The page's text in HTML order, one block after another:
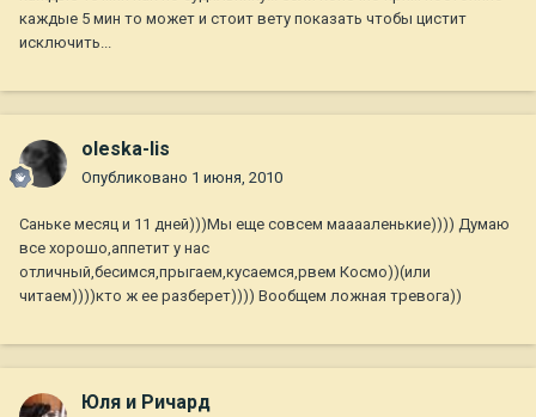
каждые 5 мин то может и стоит вету показать чтобы цистит
исключить...
oleska-lis
Опубликовано 1 июня, 2010
Саньке месяц и 11 дней)))Мы еще совсем мааааленькие)))) Думаю
все хорошо,аппетит у нас
отличный,бесимся,прыгаем,кусаемся,рвем Космо))(или
читаем))))кто ж ее разберет)))) Вообщем ложная тревога))
Юля и Ричард